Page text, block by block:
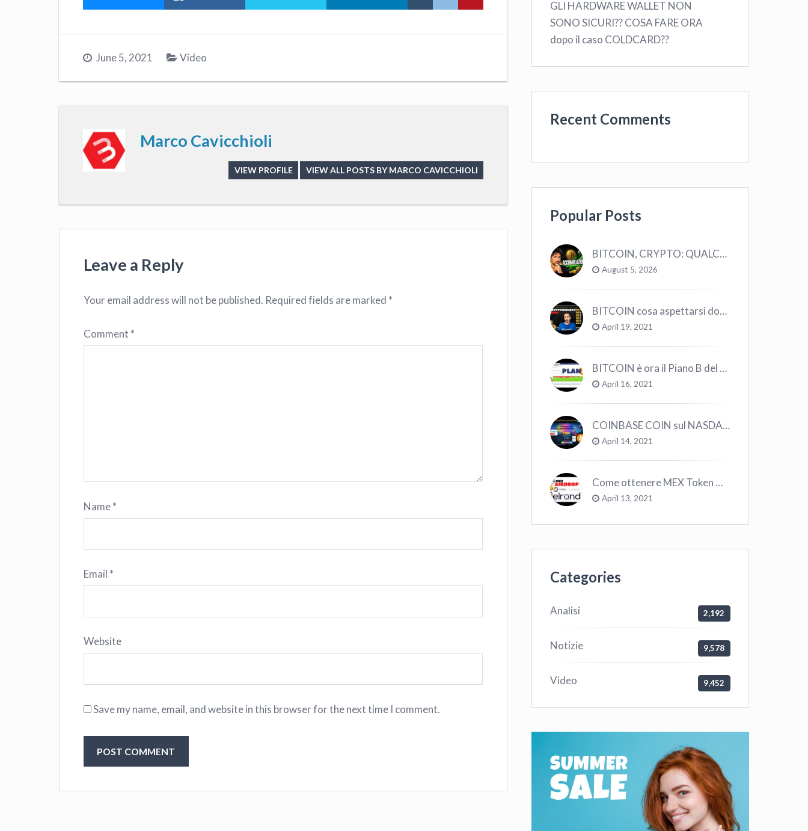
June 5, 2021 Video
Marco Cavicchioli
VIEW PROFILE VIEW ALL POSTS BY MARCO CAVICCHIOLI
Leave a Reply
Your email address will not be published. Required fields are marked *
Comment *
Name*
Email *
Website
Save my name, email, and website in this browser for the next time I comment.
GLI HARDWARE WALLET NON
SONO SICURI?? COSA FARE ORA
dopo il caso COLDCARD??
Recent Comments
Popular Posts
BITCOIN, CRYPTO: QUALCOSA STA CAMBIANDO? (ASCOLTA…)
August 5, 2026
BITCOIN cosa aspettarsi dopo il “Crollo”? – CryptoMonday NEWS w16/’21
April 19, 2021
BITCOIN è ora il Piano B del Mondo
April 16, 2021
COINBASE COIN sul NASDAQ e le CRYPTO volano!
April 14, 2021
Come ottenere MEX Token GRATIS su Elrond ?
April 13, 2021
Categories
Analisi 2,192
Notizie 9,578
Video 9,452